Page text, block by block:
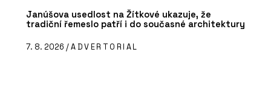
Janúšova usedlost na Žítkové ukazuje, že
tradiční řemeslo patří i do současné architektury
7. 8. 2026 /ADVERTORIAL